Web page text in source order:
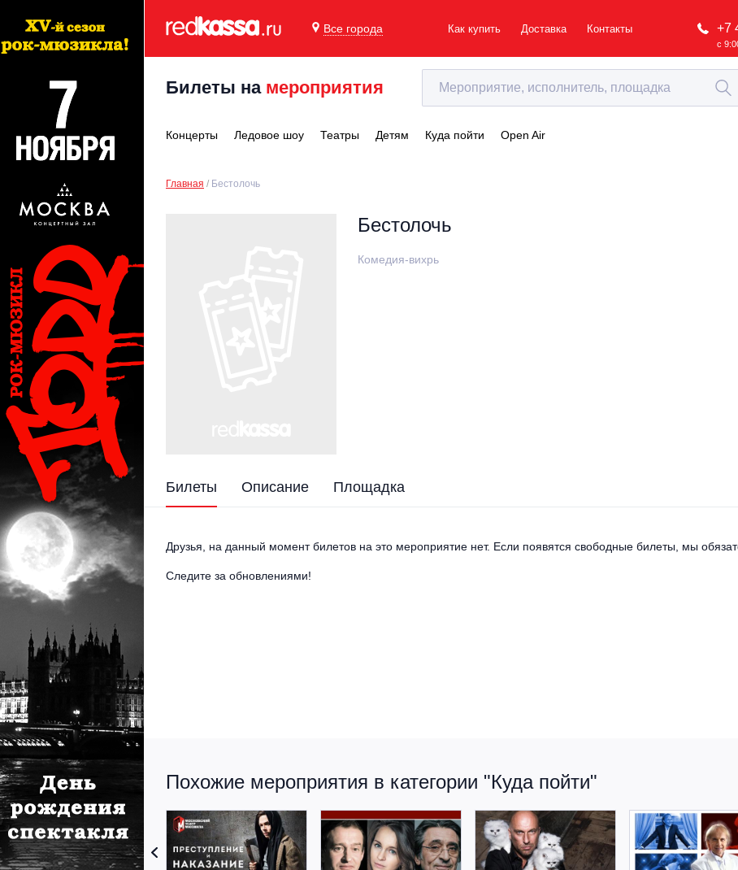
Все города Как купить Доставка Контакты +7
с
Билеты на мероприятия
Концерты Ледовое шоу Театры Детям Куда пойти Open Air
Главная Бестолочь
Бестолочь
Комедия-вихрь
Билеты Описание Площадка
Друзья, на данный момент билетов на это мероприятие нет. Если появятся свободные билеты, мы
Следите за обновлениями!
Похожие мероприятия в категории "Куда пойти"